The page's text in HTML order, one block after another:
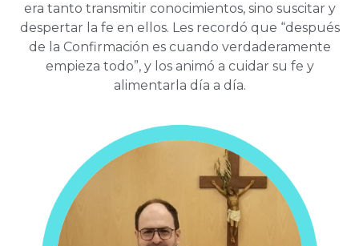
era tanto transmitir conocimientos, sino suscitar y
despertar la fe en ellos. Les recordó que “después
de la Confirmación es cuando verdaderamente
empieza todo”, y los animó a cuidar su fe y
alimentarla día a día.